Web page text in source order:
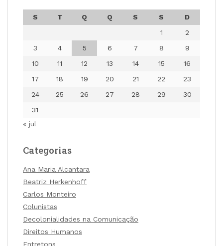
S T Q Q S S
D
1
2
3
4 5 6 7 8
9
10
11 12 13 14 15
16
17
18 19 20 21 22
23
24
25 26 27 28 29
30
31
« jul
Categorias
Ana Maria Alcantara
Beatriz Herkenhoff
Carlos Monteiro
Colunistas
Decolonialidades na Comunicação
Direitos Humanos
Entretons